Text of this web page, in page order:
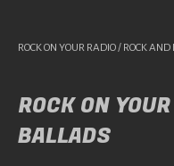
ROCK ON YOUR RADIO / ROCK
ROCK ON
BALLADS